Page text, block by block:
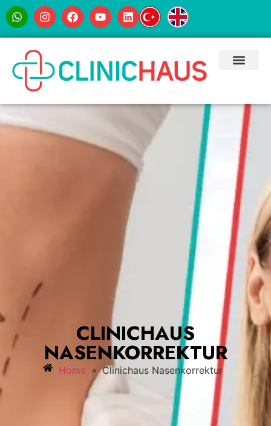
CLINICHAUS
NASENKORREKTUR
Home » Clinichaus Nasenkorrektur